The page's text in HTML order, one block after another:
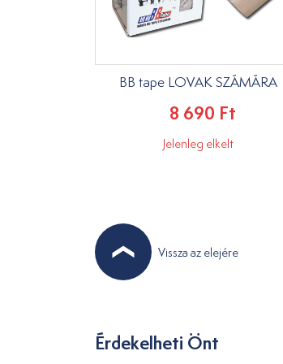
BB tape LOVAK SZÁMÁRA
8 690 Ft
Jelenleg elkelt
Vissza az elejére
Érdekelheti Önt